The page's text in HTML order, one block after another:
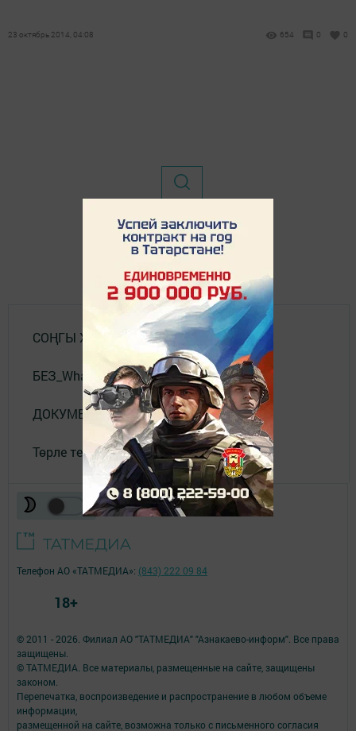
23 октябрь 2014, 04:08 654 0 0
СОҢГЫ ХӘБӘРЛӘР
БЕЗ_WhatsApp_та
ДОКУМЕНТЛАР
Төрле темалар
© 2011 - 2026. Филиал АО "ТАТМЕДИА" "Азнакаево-информ". Все права
защищены.
© ТАТМЕДИА. Все материалы, размещенные на сайте, защищены
законом.
Перепечатка, воспроизведение и распространение в любом объеме
информации,
размещенной на сайте, возможна только с письменного согласия
Телефон АО «ТАТМЕДИА»: (843) 222 09 84
18+